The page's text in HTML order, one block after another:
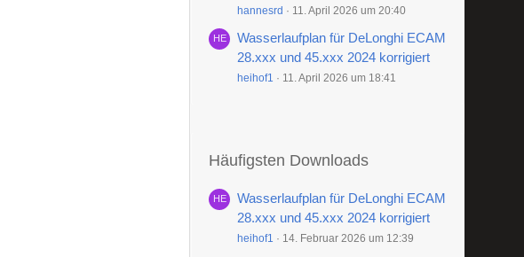
hannesrd 11. April 2026 um 20:40
Wasserlaufplan für DeLonghi ECAM
28.xxx und 45.xxx 2024 korrigiert
heihof1 11. April 2026 um 18:41
Häufigsten Downloads
Wasserlaufplan für DeLonghi ECAM
28.xxx und 45.xxx 2024 korrigiert
heihof1 14. Februar 2026 um 12:39